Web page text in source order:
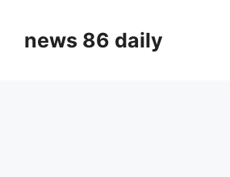
contentnews 86 daily